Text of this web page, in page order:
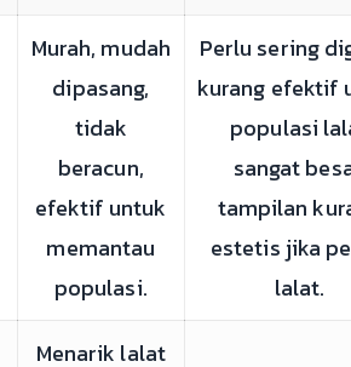
Murah, mudah
dipasang,
tidak
beracun,
efektif untuk
memantau
populasi.
Perlu sering
kurang efektif
populasi
sangat
tampilan
estetis jika
lalat.
Menarik lalat